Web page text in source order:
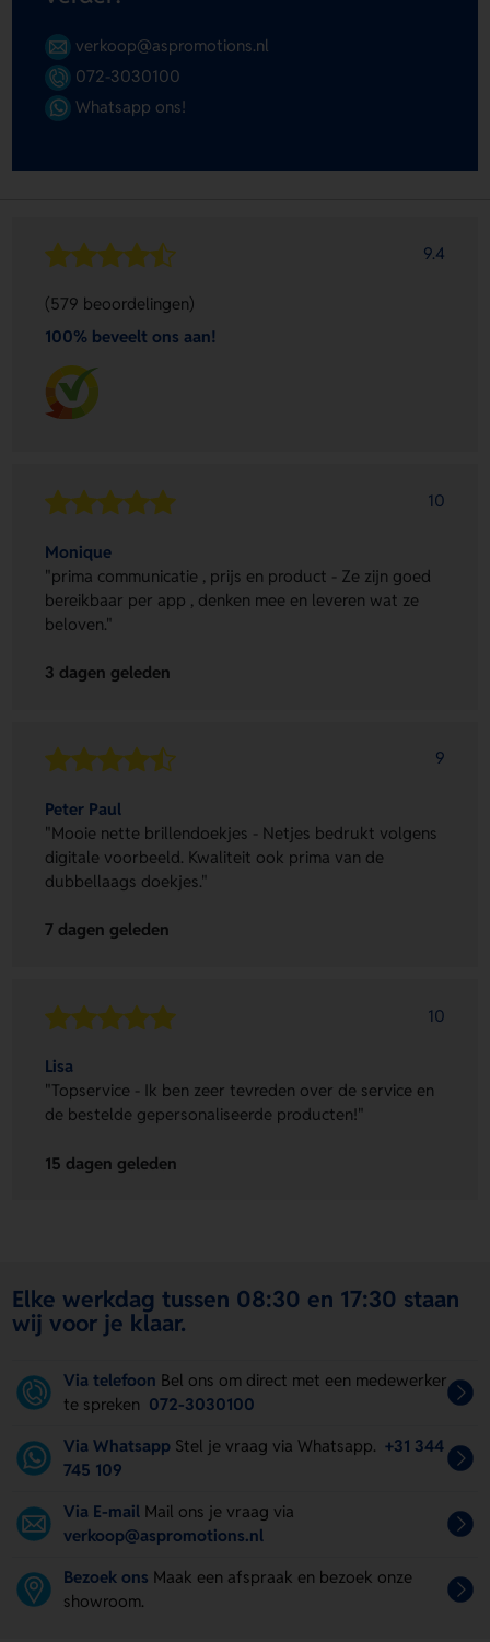
verkoop@aspromotions.nl
072-3030100
Whatsapp ons!
9.4
(579 beoordelingen)
100% beveelt ons aan!
10
Monique
"prima communicatie , prijs en product - Ze zijn goed
bereikbaar per app , denken mee en leveren wat ze
beloven."
3 dagen geleden
9
Peter Paul
"Mooie nette brillendoekjes - Netjes bedrukt volgens
digitale voorbeeld. Kwaliteit ook prima van de
dubbellaags doekjes."
7 dagen geleden
10
Lisa
"Topservice - Ik ben zeer tevreden over de service en
de bestelde gepersonaliseerde producten!"
15 dagen geleden
Elke werkdag tussen 08:30 en 17:30 staan
wij voor je klaar.
Via telefoon Bel ons om direct met een medewerker
te spreken 072-3030100
Via Whatsapp Stel je vraag via Whatsapp. +31 344
745 109
Via E-mail Mail ons je vraag via
verkoop@aspromotions.nl
Bezoek ons Maak een afspraak en bezoek onze
showroom.